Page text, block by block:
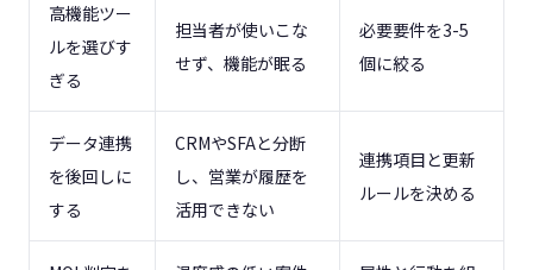
高機能ツー
ルを選びす
ぎる
担当者が使いこな
せず、機能が眠る
必要要件を3-5
個に絞る
データ連携
を後回しに
する
CRMやSFAと分断
し、営業が履歴を
活用できない
連携項目と更新
ルールを決める